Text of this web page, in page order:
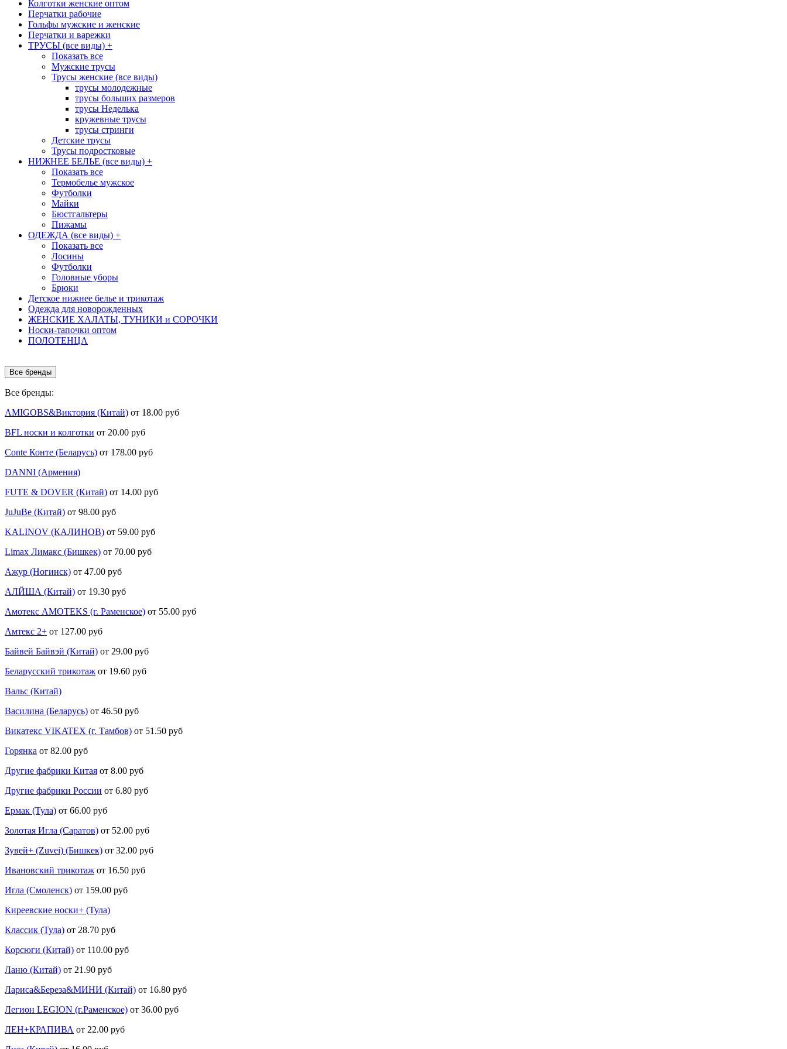
Колготки женские оптом
Перчатки рабочие
Гольфы мужские и женские
Перчатки и варежки
ТРУСЫ (все виды) +
Показать все
Мужские трусы
Трусы женские (все виды)
трусы молодежные
трусы больших размеров
трусы Неделька
кружевные трусы
трусы стринги
Детские трусы
Трусы подростковые
НИЖНЕЕ БЕЛЬЕ (все виды) +
Показать все
Термобелье мужское
Футболки
Майки
Бюстгальтеры
Пижамы
ОДЕЖДА (все виды) +
Показать все
Лосины
Футболки
Головные уборы
Брюки
Детское нижнее белье и трикотаж
Одежда для новорожденных
ЖЕНСКИЕ ХАЛАТЫ, ТУНИКИ и СОРОЧКИ
Носки-тапочки оптом
ПОЛОТЕНЦА
Все бренды
Все бренды:
AMIGOBS&Виктория (Китай) от 18.00 руб
BFL носки и колготки от 20.00 руб
Conte Конте (Беларусь) от 178.00 руб
DANNI (Армения)
FUTE & DOVER (Китай) от 14.00 руб
JuJuBe (Китай) от 98.00 руб
KALINOV (КАЛИНОВ) от 59.00 руб
Limax Лимакс (Бишкек) от 70.00 руб
Ажур (Ногинск) от 47.00 руб
АЛЙША (Китай) от 19.30 руб
Амотекс AMOTEKS (г. Раменское) от 55.00 руб
Амтекс 2+ от 127.00 руб
Байвей Байвэй (Китай) от 29.00 руб
Беларусский трикотаж от 19.60 руб
Вальс (Китай)
Василина (Беларусь) от 46.50 руб
Викатекс VIKATEX (г. Тамбов) от 51.50 руб
Горянка от 82.00 руб
Другие фабрики Китая от 8.00 руб
Другие фабрики России от 6.80 руб
Ермак (Тула) от 66.00 руб
Золотая Игла (Саратов) от 52.00 руб
Зувей+ (Zuvei) (Бишкек) от 32.00 руб
Ивановский трикотаж от 16.50 руб
Игла (Смоленск) от 159.00 руб
Киреевские носки+ (Тула)
Классик (Тула) от 28.70 руб
Корсюги (Китай) от 110.00 руб
Ланю (Китай) от 21.90 руб
Лариса&Береза&МИНИ (Китай) от 16.80 руб
Легион LEGION (г.Раменское) от 36.00 руб
ЛЕН+КРАПИВА от 22.00 руб